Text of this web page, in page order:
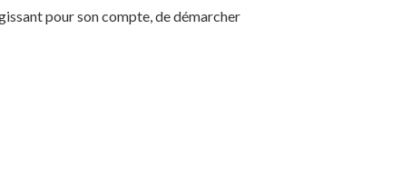
pour son compte, de démarcher